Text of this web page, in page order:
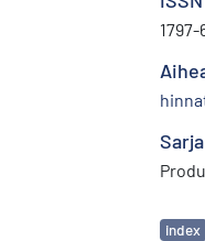
1797-
Sarja
index